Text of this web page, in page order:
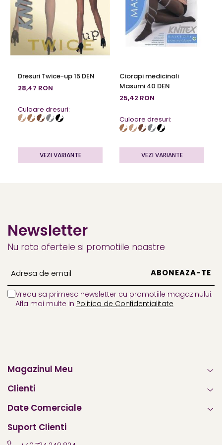
Dresuri Twice-up 15 DEN
28,47 RON
Culoare dresuri:
VEZI VARIANTE
Ciorapi medicinali
Masumi 40 DEN
25,42 RON
Culoare dresuri:
VEZI VARIANTE
Newsletter
Nu rata ofertele si promotiile noastre
Vreau sa primesc newsletter cu promotiile magazinului.
Afla mai multe in Politica de Confidentialitate
Magazinul Meu
Clienti
Date Comerciale
Suport Clienti